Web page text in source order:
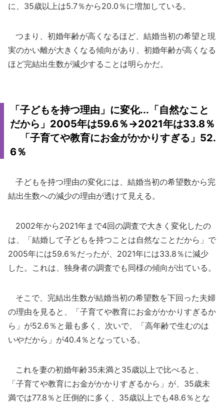
に、35歳以上は5.7％から20.0％に増加している。
つまり、初婚年齢が高くなるほど、結婚当初の希望と現
実のかい離が大きくなる傾向があり、初婚年齢が高くなる
ほど完結出生数が減少することは明らかだ。
「子どもを持つ理由」に変化...「自然なこと
だから」2005年は59.6％→2021年は33.8％
「子育てや教育にお金がかかりすぎる」52.
6％
子どもを持つ理由の変化には、結婚当初の希望数から完
結出生数への減少の理由が透けて見える。
2002年から2021年まで4回の調査で大きく変化したの
は、「結婚して子どもを持つことは自然なことだから」で
2005年には59.6％だったが、2021年には33.8％に減少
した。これは、独身者の調査でも同様の傾向が出ている。
そこで、完結出生数が結婚当初の希望数を下回った夫婦
の理由を見ると、「子育てや教育にお金がかかりすぎるか
ら」が52.6％と最も多く、次いで、「高年齢で生むのは
いやだから」が40.4％となっている。
これを妻の初婚年齢35未満と35歳以上で比べると、
「子育てや教育にお金がかかりすぎるから」が、35歳未
満では77.8％と圧倒的に多く、35歳以上でも48.6％とな